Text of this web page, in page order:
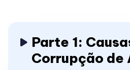
Parte 1:
Corrupção de